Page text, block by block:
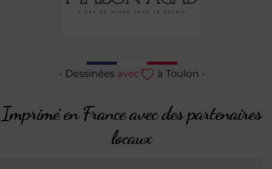
Imprimé en France avec des partenaires
locaux